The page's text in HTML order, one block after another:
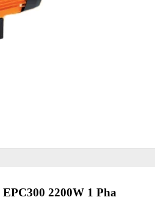
EPC300 2200W 1 Pha